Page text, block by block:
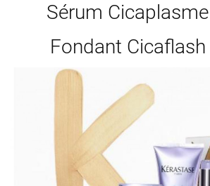
Sérum
Fondant